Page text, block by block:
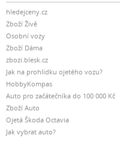
hledejceny.cz
Zboží Živě
Osobní vozy
Zboží Dáma
zbozi.blesk.cz
Jak na prohlídku ojetého vozu?
HobbyKompas
Auto pro začátečníka do 100 000 Kč
Zboží Auto
Ojetá Škoda Octavia
Jak vybrat auto?